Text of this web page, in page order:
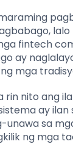
fintech
ay
mga
nito ang
ay
unawa sa
ng mga